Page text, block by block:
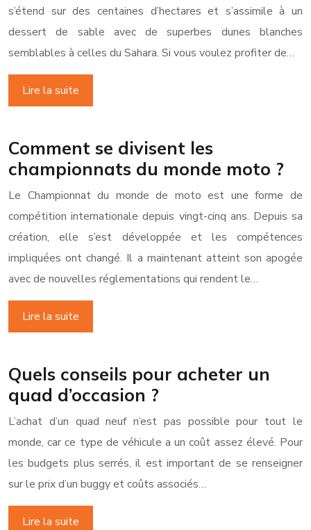
s’étend sur des centaines d’hectares et s’assimile à un
dessert de sable avec de superbes dunes blanches
semblables à celles du Sahara. Si vous voulez profiter de…
Lire la suite
Comment se divisent les
championnats du monde moto ?
Le Championnat du monde de moto est une forme de
compétition internationale depuis vingt-cinq ans. Depuis sa
création, elle s’est développée et les compétences
impliquées ont changé. Il a maintenant atteint son apogée
avec de nouvelles réglementations qui rendent le…
Lire la suite
Quels conseils pour acheter un
quad d’occasion ?
L’achat d’un quad neuf n’est pas possible pour tout le
monde, car ce type de véhicule a un coût assez élevé. Pour
les budgets plus serrés, il est important de se renseigner
sur le prix d’un buggy et coûts associés…
Lire la suite